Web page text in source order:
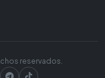
reservados.